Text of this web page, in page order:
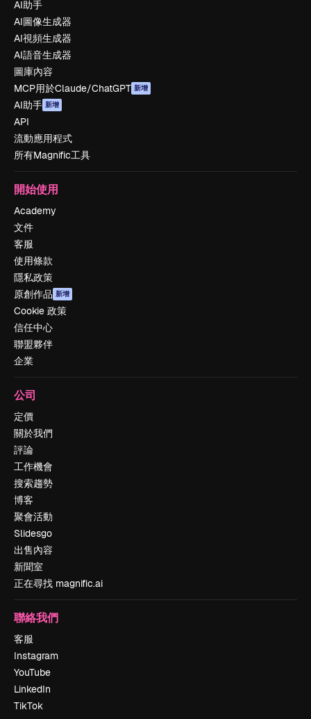
AI助手
AI圖像生成器
AI視頻生成器
AI語音生成器
圖庫內容
MCP用於Claude/ChatGPT 新增
AI助手 新增
API
流動應用程式
所有Magnific工具
開始使用
Academy
文件
客服
使用條款
隱私政策
原創作品 新增
Cookie 政策
信任中心
聯盟夥伴
企業
公司
定價
關於我們
評論
工作機會
搜索趨勢
博客
聚會活動
Slidesgo
出售內容
新聞室
正在尋找 magnific.ai
聯絡我們
客服
Instagram
YouTube
LinkedIn
TikTok